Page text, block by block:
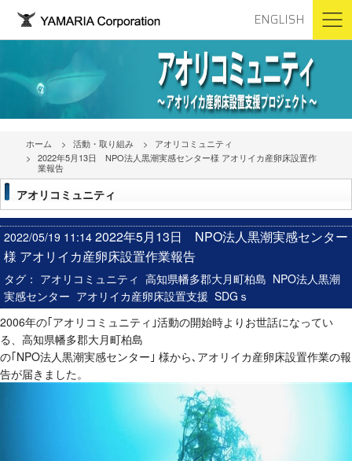
ENGLISH
ホーム 活動・取り組み
アオリコミュニティ
2022年5月13日 NPO法人黒潮実感センター様 アオリイカ産卵床設置作
業報告
アオリコミュニティ
2022/05/19 11:14 2022年5月13日 NPO法人黒潮実感センター
様 アオリイカ産卵床設置作業報告
タグ： アオリコミュニティ 高知県幡多郡大月町柏島 NPO法人黒潮
実感センター アオリイカ産卵床設置支援 SDGｓ
2006年の｢アオリコミュニティ｣活動の開始時よりお世話になってい
る、高知県幡多郡大月町柏島
の｢NPO法人黒潮実感センター｣ 様から､アオリイカ産卵床設置作業の報
告が届きました。